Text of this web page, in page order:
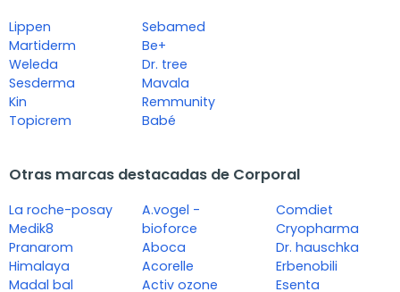
Lippen
Martiderm
Weleda
Sesderma
Kin
Topicrem
Sebamed
Be+
Dr. tree
Mavala
Remmunity
Babé
Otras marcas destacadas de Corporal
La roche-posay
Medik8
Pranarom
Himalaya
Madal bal
A.vogel -
bioforce
Aboca
Acorelle
Activ ozone
Comdiet
Cryopharma
Dr. hauschka
Erbenobili
Esenta